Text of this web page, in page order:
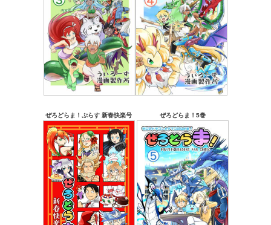
ぜろどらま！ぷらす 新春快楽号 ぜろどらま！5巻